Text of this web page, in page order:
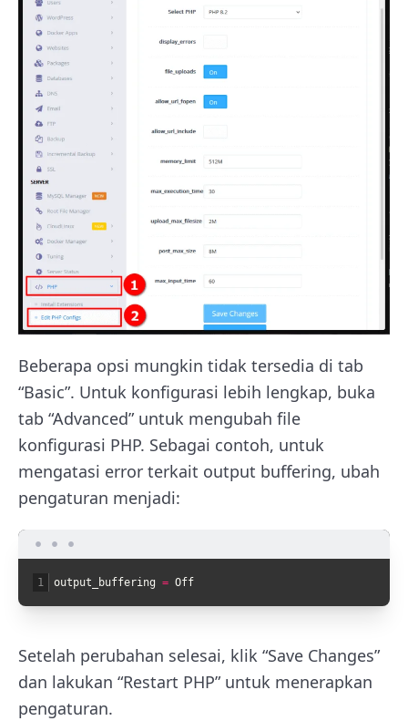
Beberapa opsi mungkin tidak tersedia di tab
“Basic”. Untuk konfigurasi lebih lengkap, buka
tab “Advanced” untuk mengubah file
konfigurasi PHP. Sebagai contoh, untuk
mengatasi error terkait output buffering, ubah
pengaturan menjadi:
1 output_buffering = Off
Setelah perubahan selesai, klik “Save Changes”
dan lakukan “Restart PHP” untuk menerapkan
pengaturan.